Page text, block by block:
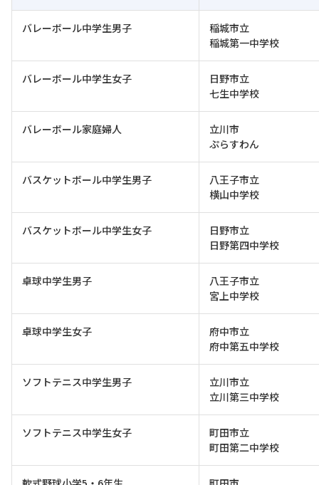
バレーボール中学生男子
稲城市立
稲城第一中学校
バレーボール中学生女子
日野市立
七生中学校
バレーボール家庭婦人
立川市
ぷらすわん
バスケットボール中学生男子
八王子市立
横山中学校
バスケットボール中学生女子
日野市立
日野第四中学校
卓球中学生男子
八王子市立
宮上中学校
卓球中学生女子
府中市立
府中第五中学校
ソフトテニス中学生男子
立川市立
立川第三中学校
ソフトテニス中学生女子
町田市立
町田第二中学校